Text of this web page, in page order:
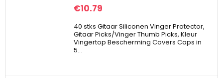
€10.79
40 stks Gitaar Siliconen Vinger Protector,
Gitaar Picks/Vinger Thumb Picks, Kleur
Vingertop Bescherming Covers Caps in
5…